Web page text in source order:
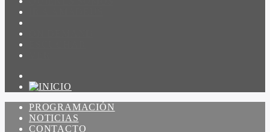
PROGRAMACIÓN
NOTICIAS
CONTACTO